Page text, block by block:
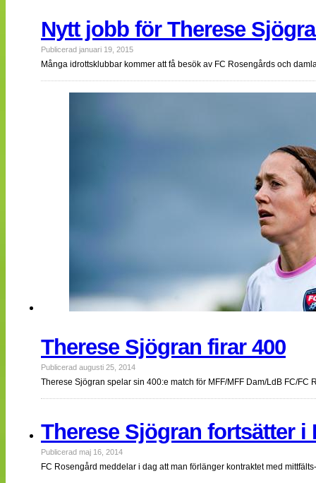
Nytt jobb för Therese
Publicerad januari 19, 2015
Många idrottsklubbar kommer att få besök av FC Rosengårds och
Therese Sjögran firar 400
Publicerad augusti 25, 2014
Therese Sjögran spelar sin 400:e match för MFF/MFF Dam/LdB FC/
Therese Sjögran fortsätter i
Publicerad maj 16, 2014
FC Rosengård meddelar i dag att man förlänger kontraktet med